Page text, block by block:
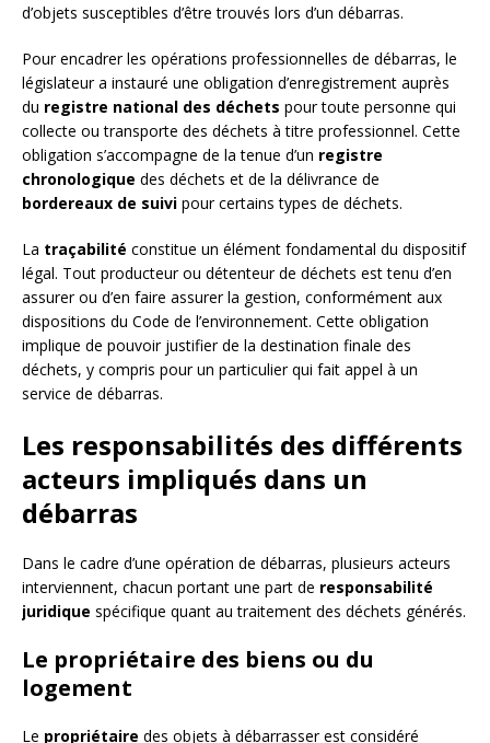
d’objets susceptibles d’être trouvés lors d’un débarras.
Pour encadrer les opérations professionnelles de débarras, le
législateur a instauré une obligation d’enregistrement auprès
du registre national des déchets pour toute personne qui
collecte ou transporte des déchets à titre professionnel. Cette
obligation s’accompagne de la tenue d’un registre
chronologique des déchets et de la délivrance de
bordereaux de suivi pour certains types de déchets.
La traçabilité constitue un élément fondamental du dispositif
légal. Tout producteur ou détenteur de déchets est tenu d’en
assurer ou d’en faire assurer la gestion, conformément aux
dispositions du Code de l’environnement. Cette obligation
implique de pouvoir justifier de la destination finale des
déchets, y compris pour un particulier qui fait appel à un
service de débarras.
Les responsabilités des différents
acteurs impliqués dans un
débarras
Dans le cadre d’une opération de débarras, plusieurs acteurs
interviennent, chacun portant une part de responsabilité
juridique spécifique quant au traitement des déchets générés.
Le propriétaire des biens ou du
logement
Le propriétaire des objets à débarrasser est considéré